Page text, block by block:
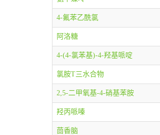
4-氟苯乙酰氯
阿洛糖
4-(4-氯苯基)-4-羟基哌啶
氯胺T三水合物
2,5-二甲氧基-4-硝基苯胺
羟丙哌嗪
茴香脑